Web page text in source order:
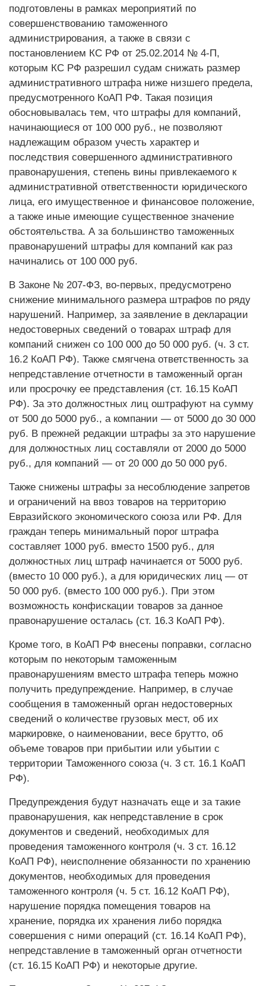
подготовлены в рамках мероприятий по
совершенствованию таможенного
администрирования, а также в связи с
постановлением КС РФ от 25.02.2014 № 4-П,
которым КС РФ разрешил судам снижать размер
административного штрафа ниже низшего предела,
предусмотренного КоАП РФ. Такая позиция
обосновывалась тем, что штрафы для компаний,
начинающиеся от 100 000 руб., не позволяют
надлежащим образом учесть характер и
последствия совершенного административного
правонарушения, степень вины привлекаемого к
административной ответственности юридического
лица, его имущественное и финансовое положение,
а также иные имеющие существенное значение
обстоятельства. А за большинство таможенных
правонарушений штрафы для компаний как раз
начинались от 100 000 руб.
В Законе № 207-ФЗ, во-первых, предусмотрено
снижение минимального размера штрафов по ряду
нарушений. Например, за заявление в декларации
недостоверных сведений о товарах штраф для
компаний снижен со 100 000 до 50 000 руб. (ч. 3 ст.
16.2 КоАП РФ). Также смягчена ответственность за
непредставление отчетности в таможенный орган
или просрочку ее представления (ст. 16.15 КоАП
РФ). За это должностных лиц оштрафуют на сумму
от 500 до 5000 руб., а компании — от 5000 до 30 000
руб. В прежней редакции штрафы за это нарушение
для должностных лиц составляли от 2000 до 5000
руб., для компаний — от 20 000 до 50 000 руб.
Также снижены штрафы за несоблюдение запретов
и ограничений на ввоз товаров на территорию
Евразийского экономического союза или РФ. Для
граждан теперь минимальный порог штрафа
составляет 1000 руб. вместо 1500 руб., для
должностных лиц штраф начинается от 5000 руб.
(вместо 10 000 руб.), а для юридических лиц — от
50 000 руб. (вместо 100 000 руб.). При этом
возможность конфискации товаров за данное
правонарушение осталась (ст. 16.3 КоАП РФ).
Кроме того, в КоАП РФ внесены поправки, согласно
которым по некоторым таможенным
правонарушениям вместо штрафа теперь можно
получить предупреждение. Например, в случае
сообщения в таможенный орган недостоверных
сведений о количестве грузовых мест, об их
маркировке, о наименовании, весе брутто, об
объеме товаров при прибытии или убытии с
территории Таможенного союза (ч. 3 ст. 16.1 КоАП
РФ).
Предупреждения будут назначать еще и за такие
правонарушения, как непредставление в срок
документов и сведений, необходимых для
проведения таможенного контроля (ч. 3 ст. 16.12
КоАП РФ), неисполнение обязанности по хранению
документов, необходимых для проведения
таможенного контроля (ч. 5 ст. 16.12 КоАП РФ),
нарушение порядка помещения товаров на
хранение, порядка их хранения либо порядка
совершения с ними операций (ст. 16.14 КоАП РФ),
непредставление в таможенный орган отчетности
(ст. 16.15 КоАП РФ) и некоторые другие.